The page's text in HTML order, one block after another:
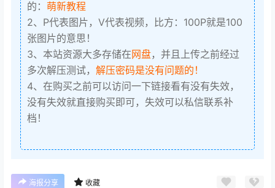
的： 萌新教程
2、P代表图片，V代表视频，比方：100P就是100
张图片的意思！
3、本站资源大多存储在网盘，并且上传之前经过
多次解压测试， 解压密码是没有问题的！
4、在购买之前可以访问一下链接看有没有失效，
没有失效就直接购买即可，失效可以私信联系补
档！
海报分享 收藏